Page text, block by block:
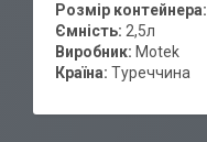
Розмір контейнера:
Ємність: 2,5л
Виробник: Motek
Країна: Туреччина